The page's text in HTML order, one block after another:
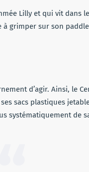
Lilly et qui vit dans
grimper sur son
d’agir. Ainsi, le
sacs plastiques
systématiquement de